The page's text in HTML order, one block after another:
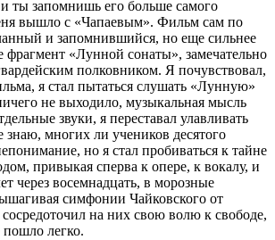
и ты запомнишь его больше самого
вышло с «Чапаевым». Фильм сам по
и запомнившийся, но еще сильнее
фрагмент «Лунной сонаты», замечательно
полковником. Я почувствовал,
я стал пытаться слушать «Лунную»
не выходило, музыкальная мысль
звуки, я переставал улавливать
многих ли учеников десятого
но я стал пробиваться к тайне
привыкая сперва к опере, к вокалу, и
через восемнадцать, в морозные
симфонии Чайковского от
на них свою волю к свободе,
легко.